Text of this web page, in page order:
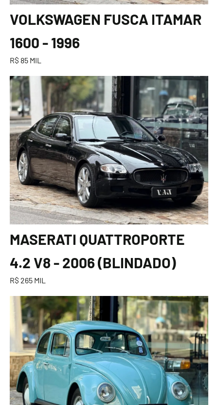
VOLKSWAGEN FUSCA ITAMAR
1600 - 1996
R$ 85 MIL
MASERATI QUATTROPORTE
4.2 V8 - 2006 (BLINDADO)
R$ 265 MIL